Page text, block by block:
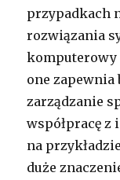
przypadkach
rozwiązania
komputerowy
one
zarządzanie
współpracę
na
duże